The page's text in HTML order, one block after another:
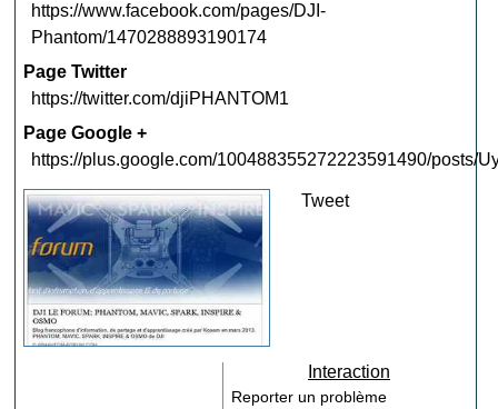
https://www.facebook.com/pages/DJI-
Phantom/1470288893190174
Page Twitter
https://twitter.com/djiPHANTOM1
Page Google +
https://plus.google.com/100488355272223591490/posts/
Tweet
Interaction
Reporter un problème